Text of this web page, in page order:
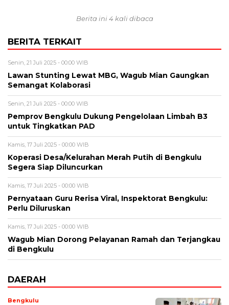
Berita ini 4 kali dibaca
BERITA TERKAIT
Senin, 21 Juli 2025 - 00:00 WIB
Lawan Stunting Lewat MBG, Wagub Mian Gaungkan
Semangat Kolaborasi
Senin, 21 Juli 2025 - 00:00 WIB
Pemprov Bengkulu Dukung Pengelolaan Limbah B3
untuk Tingkatkan PAD
Kamis, 17 Juli 2025 - 00:00 WIB
Koperasi Desa/Kelurahan Merah Putih di Bengkulu
Segera Siap Diluncurkan
Kamis, 17 Juli 2025 - 00:00 WIB
Pernyataan Guru Rerisa Viral, Inspektorat Bengkulu:
Perlu Diluruskan
Kamis, 17 Juli 2025 - 00:00 WIB
Wagub Mian Dorong Pelayanan Ramah dan Terjangkau
di Bengkulu
DAERAH
Bengkulu